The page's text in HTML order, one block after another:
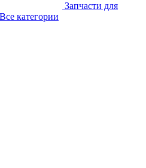
Запчасти для
Все категории